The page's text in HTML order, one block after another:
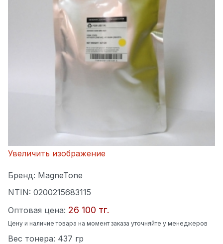
Увеличить изображение
Бренд: MagneTone
NTIN: 0200215683115
Оптовая цена: 26 100 тг.
Цену и наличие товара на момент заказа уточняйте у менеджеров
Вес тонера: 437 гр